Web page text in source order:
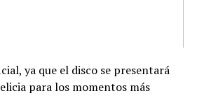
ya que el disco se presentará
para los momentos más